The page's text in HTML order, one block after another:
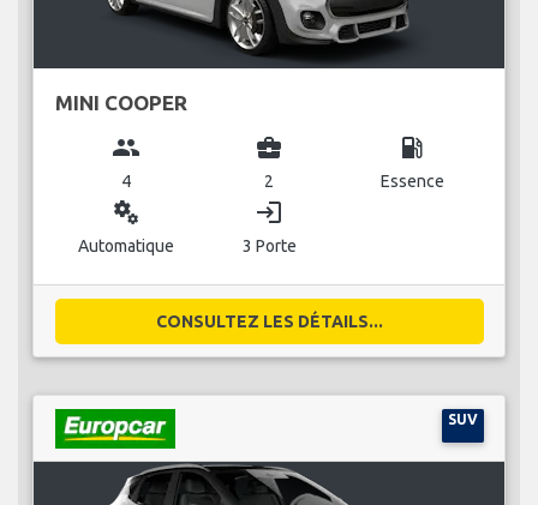
MINI COOPER
group
4
business_center
2
local_gas_station
Essence
miscellaneous_services
Automatique
login
3 Porte
CONSULTEZ LES DÉTAILS...
SUV